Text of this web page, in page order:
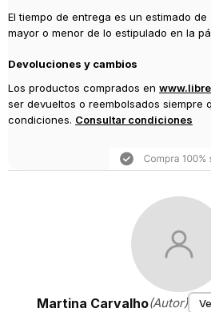
El tiempo de entrega es un estimado
mayor o menor de lo estipulado en la
Devoluciones y cambios
Los productos comprados en
ser devueltos o reembolsados siempre
condiciones. Consultar condiciones
Martina Carvalho(Autor)